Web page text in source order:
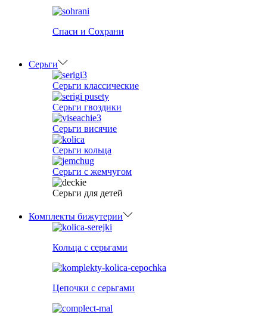
Спаси и Сохрани
Серьги
Серьги классические
Серьги гвоздики
Серьги висячие
Серьги кольца
Серьги с жемчугом
Серьги для детей
Комплекты бижутерии
Кольца с серьгами
Цепочки с серьгами